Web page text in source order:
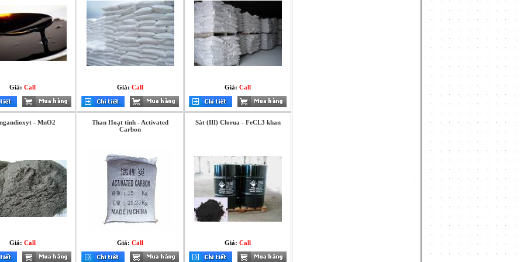
Giá: Call Giá: Call Giá: Call
- MnO2
Giá: Call
Than Hoạt tính - Activated
Carbon
Giá: Call
Sắt (III) Clorua - FeCL3 khan
Giá: Call